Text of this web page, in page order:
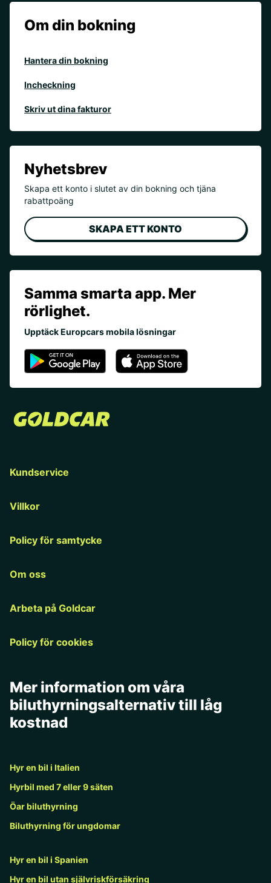
Om din bokning
Hantera din bokning
Incheckning
Skriv ut dina fakturor
Nyhetsbrev
Skapa ett konto i slutet av din bokning och tjäna
rabattpoäng
SKAPA ETT KONTO
Samma smarta app. Mer
rörlighet.
Upptäck Europcars mobila lösningar
Kundservice
Villkor
Policy för samtycke
Om oss
Arbeta på Goldcar
Policy för cookies
Mer information om våra
biluthyrningsalternativ till låg
kostnad
Hyr en bil i Italien
Hyrbil med 7 eller 9 säten
Öar biluthyrning
Biluthyrning för ungdomar
Hyr en bil i Spanien
Hyr en bil utan självriskförsäkring